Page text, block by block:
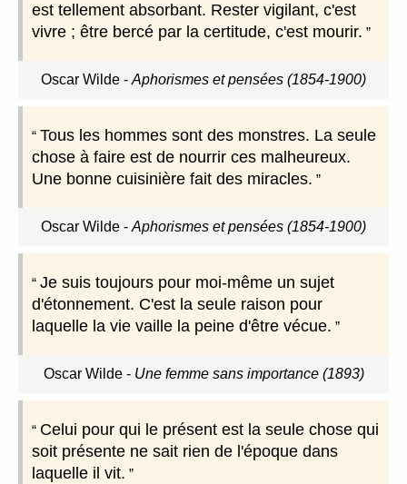
est tellement absorbant. Rester vigilant, c'est
vivre ; être bercé par la certitude, c'est mourir.
Oscar Wilde - Aphorismes et pensées (1854-1900)
Tous les hommes sont des monstres. La seule
chose à faire est de nourrir ces malheureux.
Une bonne cuisinière fait des miracles.
Oscar Wilde - Aphorismes et pensées (1854-1900)
Je suis toujours pour moi-même un sujet
d'étonnement. C'est la seule raison pour
laquelle la vie vaille la peine d'être vécue.
Oscar Wilde- Une femme sans importance (1893)
Celui pour qui le présent est la seule chose qui
soit présente ne sait rien de l'époque dans
laquelle il vit.